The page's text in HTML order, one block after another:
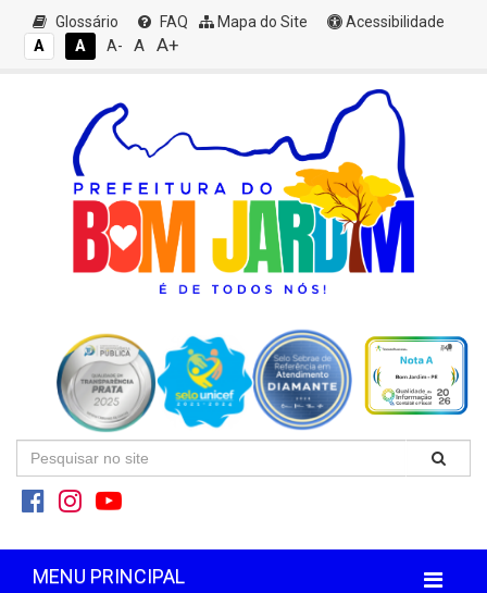
Glossário FAQ Mapa do Site
Acessibilidade
A
A A- A A+
MENU PRINCIPAL